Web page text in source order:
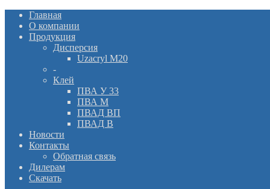
Главная
О компании
Продукция
Дисперсия
Uzacryl M20
-
Клей
ПВА У 33
ПВА М
ПВАД ВП
ПВАД В
Новости
Контакты
Обратная связь
Дилерам
Скачать